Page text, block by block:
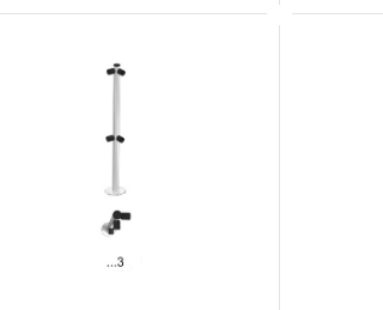
USTAWIENIA
Szanujemy Twoją prywatność.
Niezbędne pliki cookies służą do
komfortowe korzystanie z oferowanych
Pliki cookies odpowiadają na
ustawień preferencji prywatności,